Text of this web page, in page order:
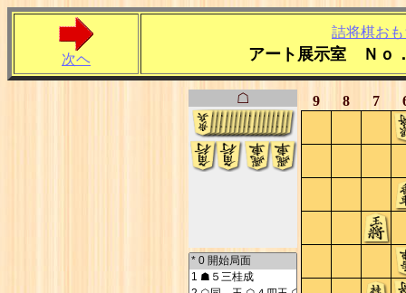
次ヘ
詰将棋お
アート展示室 Ｎｏ
☖ 9 8 7